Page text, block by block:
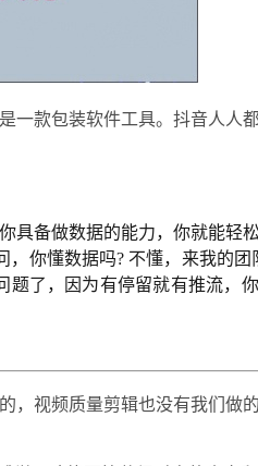
款包装软件工具。抖音人人
备做数据的能力，你就能轻
你懂数据吗? 不懂，来我的
了，因为有停留就有推流，
视频质量剪辑也没有我们做